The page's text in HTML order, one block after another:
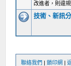
改進者，則違
技術、新訊
聯絡我們 |鎖印網 |